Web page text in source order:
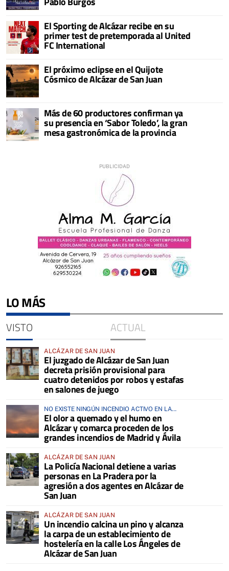
El Sporting de Alcázar recibe en su
primer test de pretemporada al United
FC International
El próximo eclipse en el Quijote
Cósmico de Alcázar de San Juan
Más de 60 productores confirman ya
su presencia en ‘Sabor Toledo’, la gran
mesa gastronómica de la provincia
LO MÁS
VISTO ACTUAL
ALCÁZAR DE SAN JUAN
El juzgado de Alcázar de San Juan
decreta prisión provisional para
cuatro detenidos por robos y estafas
en salones de juego
NO EXISTE NINGÚN INCENDIO ACTIVO EN LA
COMARCA
El olor a quemado y el humo en
Alcázar y comarca proceden de los
grandes incendios de Madrid y Ávila
ALCÁZAR DE SAN JUAN
La Policía Nacional detiene a varias
personas en La Pradera por la
agresión a dos agentes en Alcázar de
San Juan
ALCÁZAR DE SAN JUAN
Un incendio calcina un pino y alcanza
la carpa de un establecimiento de
hostelería en la calle Los Ángeles de
Alcázar de San Juan